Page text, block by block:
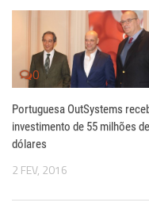
0
Portuguesa OutSystems
investimento de 55 milhões de
dólares
2 FEV, 2016